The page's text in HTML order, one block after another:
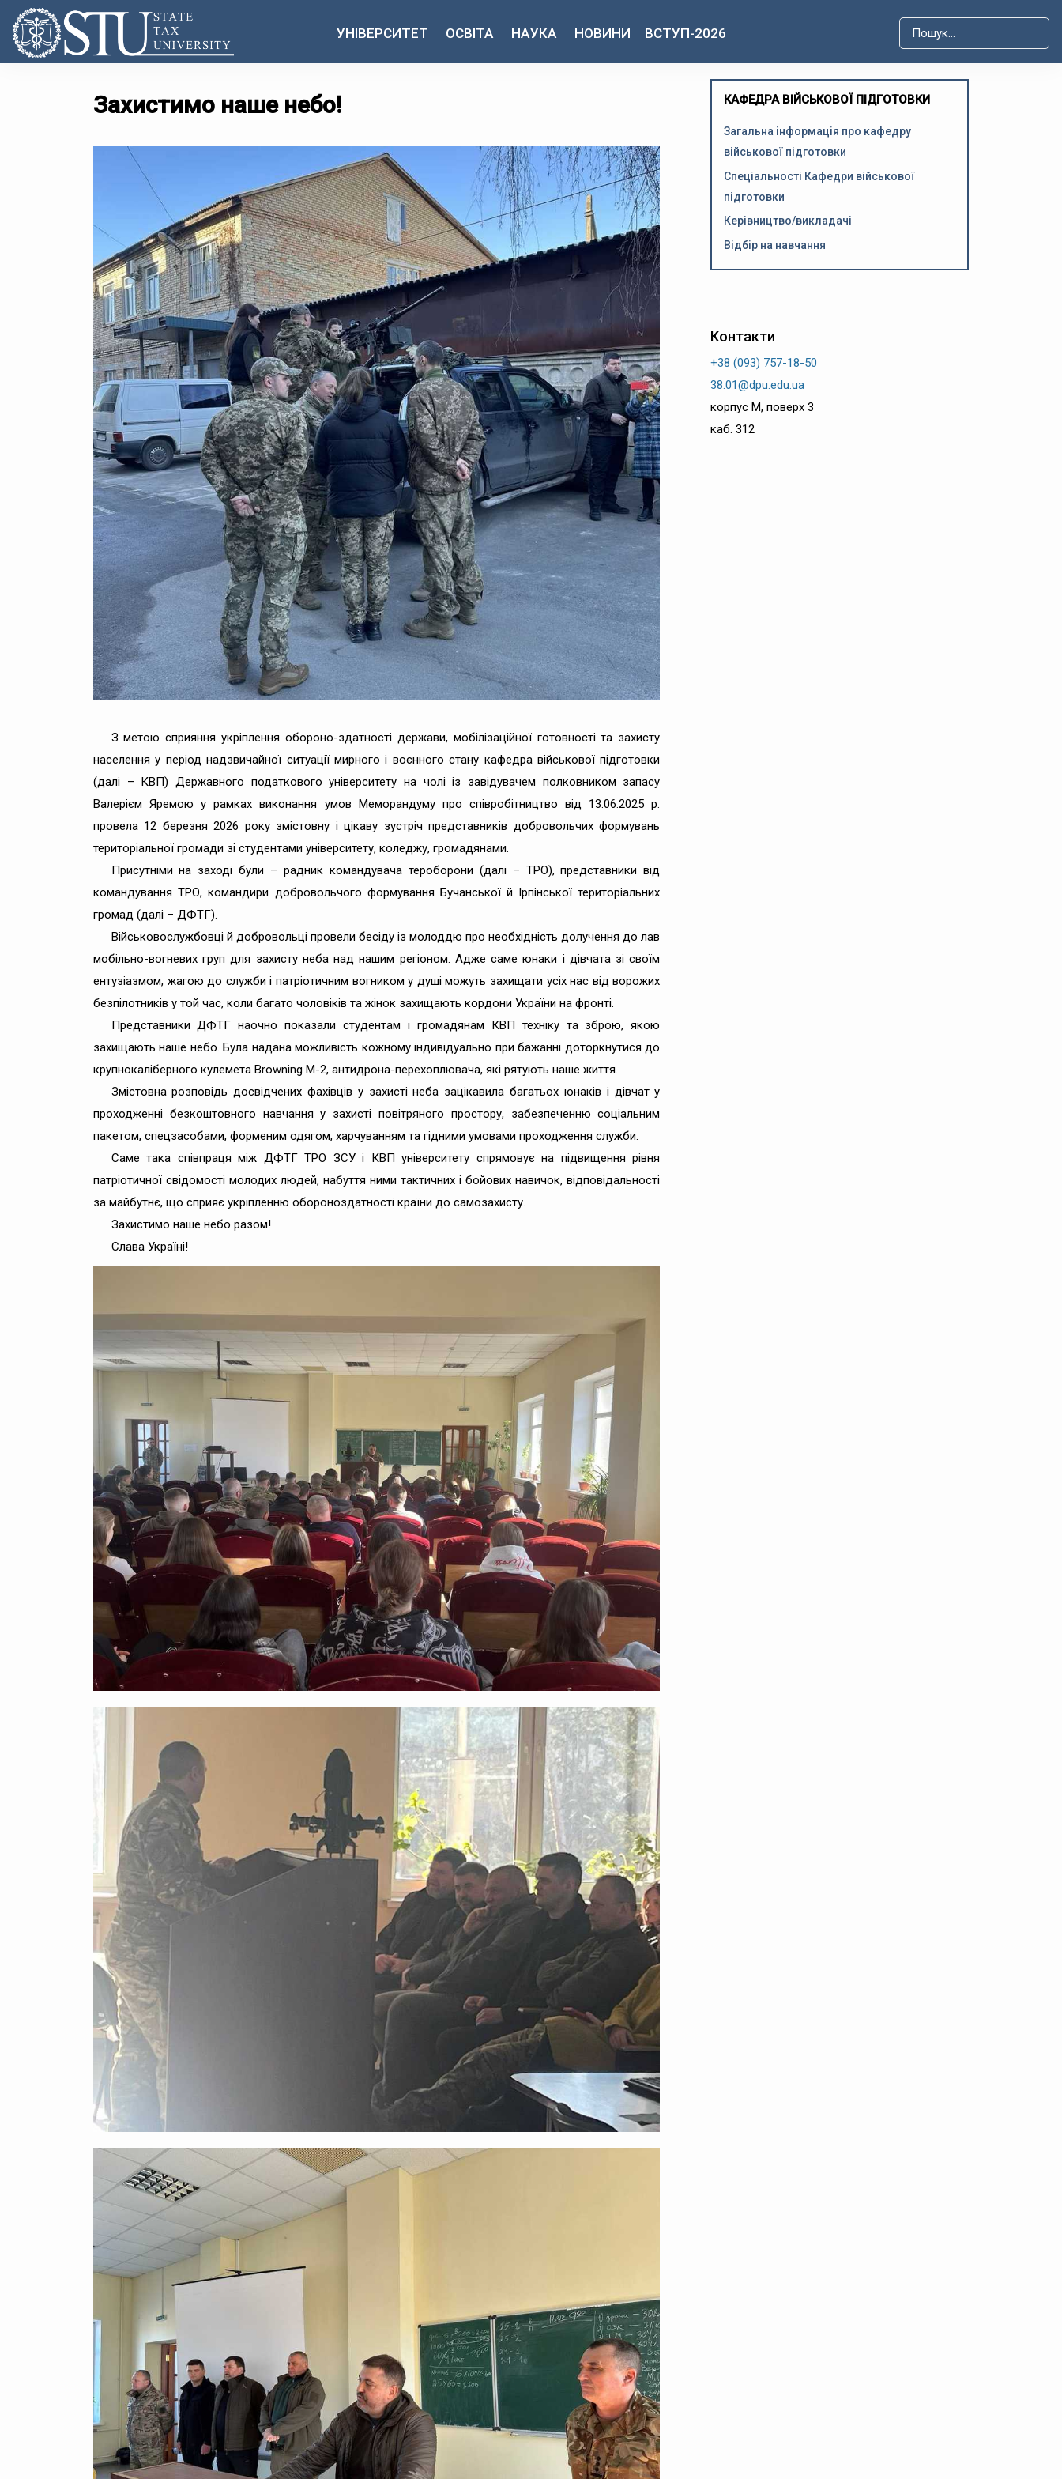
УНІВЕРСИТЕТ ОСВІТА НАУКА НОВИНИ ВСТУП-2026
Захистимо наше небо!
З метою сприяння укріплення обороно-здатності держави, мобілізаційної готовності та захисту
населення у період надзвичайної ситуації мирного і воєнного стану кафедра військової підготовки
(далі – КВП) Державного податкового університету на чолі із завідувачем полковником запасу
Валерієм Яремою у рамках виконання умов Меморандуму про співробітництво від 13.06.2025 р.
провела 12 березня 2026 року змістовну і цікаву зустріч представників добровольчих формувань
територіальної громади зі студентами університету, коледжу, громадянами.
Присутніми на заході були – радник командувача тероборони (далі – ТРО), представники від
командування ТРО, командири добровольчого формування Бучанської й Ірпінської територіальних
громад (далі – ДФТГ).
Військовослужбовці й добровольці провели бесіду із молоддю про необхідність долучення до лав
мобільно-вогневих груп для захисту неба над нашим регіоном. Адже саме юнаки і дівчата зі своїм
ентузіазмом, жагою до служби і патріотичним вогником у душі можуть захищати усіх нас від ворожих
безпілотників у той час, коли багато чоловіків та жінок захищають кордони України на фронті.
Представники ДФТГ наочно показали студентам і громадянам КВП техніку та зброю, якою
захищають наше небо. Була надана можливість кожному індивідуально при бажанні доторкнутися до
крупнокаліберного кулемета Browning M-2, антидрона-перехоплювача, які рятують наше життя.
Змістовна розповідь досвідчених фахівців у захисті неба зацікавила багатьох юнаків і дівчат у
проходженні безкоштовного навчання у захисті повітряного простору, забезпеченню соціальним
пакетом, спецзасобами, форменим одягом, харчуванням та гідними умовами проходження служби.
Саме така співпраця між ДФТГ ТРО ЗСУ і КВП університету спрямовує на підвищення рівня
патріотичної свідомості молодих людей, набуття ними тактичних і бойових навичок, відповідальності
за майбутнє, що сприяє укріпленню обороноздатності країни до самозахисту.
Захистимо наше небо разом!
Слава Україні!
КАФЕДРА ВІЙСЬКОВОЇ ПІДГОТОВКИ
Загальна інформація про кафедру
військової підготовки
Спеціальності Кафедри військової
підготовки
Керівництво/викладачі
Відбір на навчання
Контакти
+38 (093) 757-18-50
38.01@dpu.edu.ua
корпус М, поверх 3
каб. 312